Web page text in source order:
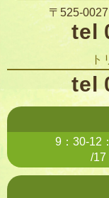
〒525-
tel
tel
9：30-12
/17